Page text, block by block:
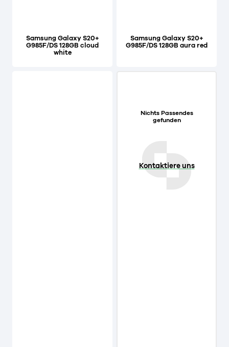
Samsung Galaxy S20+
G985F/DS 128GB cloud
white
Samsung Galaxy S20+
G985F/DS 128GB aura red
Nichts Passendes
gefunden
Kontaktiere uns